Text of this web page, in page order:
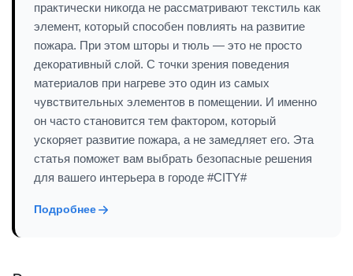
практически никогда не рассматривают текстиль как
элемент, который способен повлиять на развитие
пожара. При этом шторы и тюль — это не просто
декоративный слой. С точки зрения поведения
материалов при нагреве это один из самых
чувствительных элементов в помещении. И именно
он часто становится тем фактором, который
ускоряет развитие пожара, а не замедляет его. Эта
статья поможет вам выбрать безопасные решения
для вашего интерьера в городе #CITY#
Подробнее